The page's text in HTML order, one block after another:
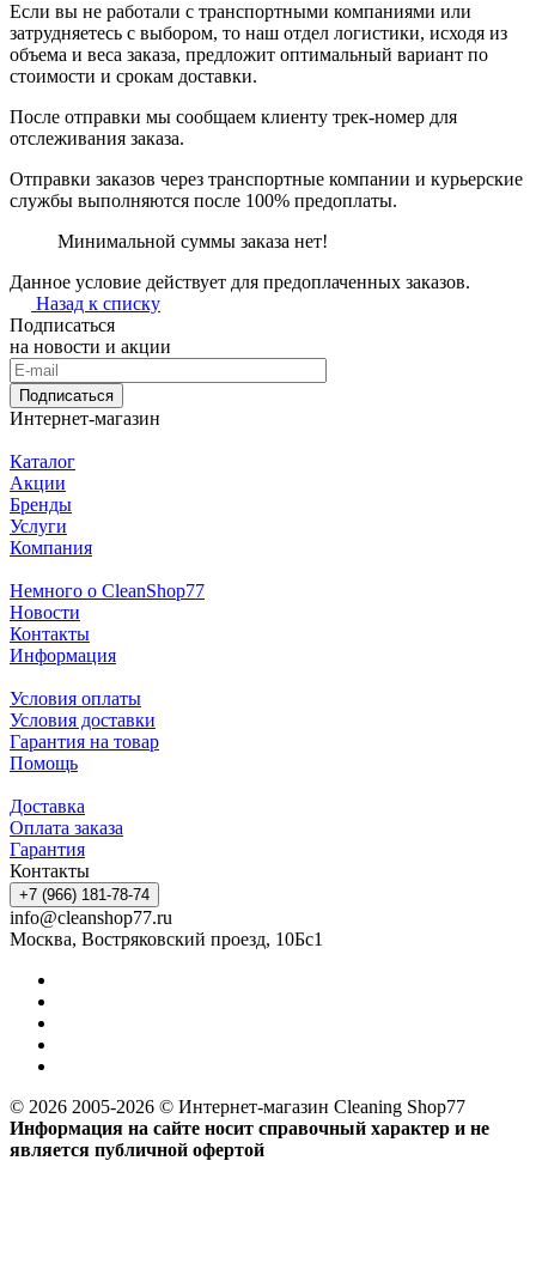
Если вы не работали с транспортными компаниями или
затрудняетесь с выбором, то наш отдел логистики, исходя из
объема и веса заказа, предложит оптимальный вариант по
стоимости и срокам доставки.
После отправки мы сообщаем клиенту трек-номер для
отслеживания заказа.
Отправки заказов через транспортные компании и курьерские
службы выполняются после 100% предоплаты.
Минимальной суммы заказа нет!
Данное условие действует для предоплаченных заказов.
Назад к списку
Подписаться
на новости и акции
Подписаться
Интернет-магазин
Каталог
Акции
Бренды
Услуги
Компания
Немного о CleanShop77
Новости
Контакты
Информация
Условия оплаты
Условия доставки
Гарантия на товар
Помощь
Доставка
Оплата заказа
Гарантия
Контакты
+7 (966) 181-78-74
info@cleanshop77.ru
Москва, Востряковский проезд, 10Бс1
© 2026 2005-2026 © Интернет-магазин Cleaning Shop77
Информация на сайте носит справочный характер и не
является публичной офертой